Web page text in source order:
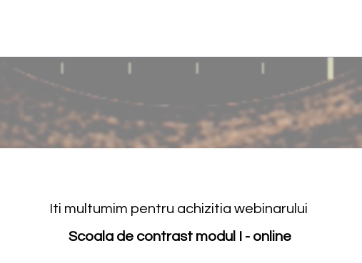
Iti multumim pentru achizitia webinarului
Scoala de contrast modul I - online